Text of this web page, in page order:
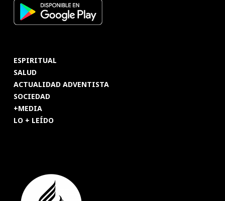
ESPIRITUAL
SALUD
ACTUALIDAD ADVENTISTA
SOCIEDAD
+MEDIA
LO + LEÍDO